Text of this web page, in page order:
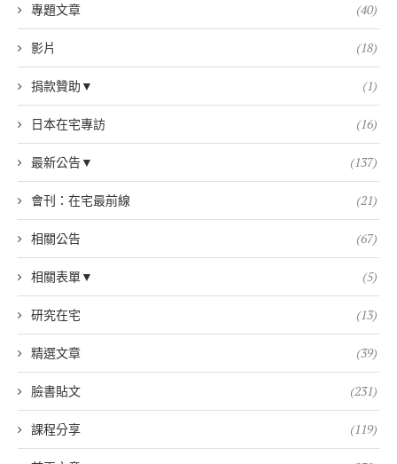
專題文章 (40)
影片 (18)
捐款贊助▼ (1)
日本在宅專訪 (16)
最新公告▼ (137)
會刊：在宅最前線 (21)
相關公告 (67)
相關表單▼ (5)
研究在宅 (13)
精選文章 (39)
臉書貼文 (231)
課程分享 (119)